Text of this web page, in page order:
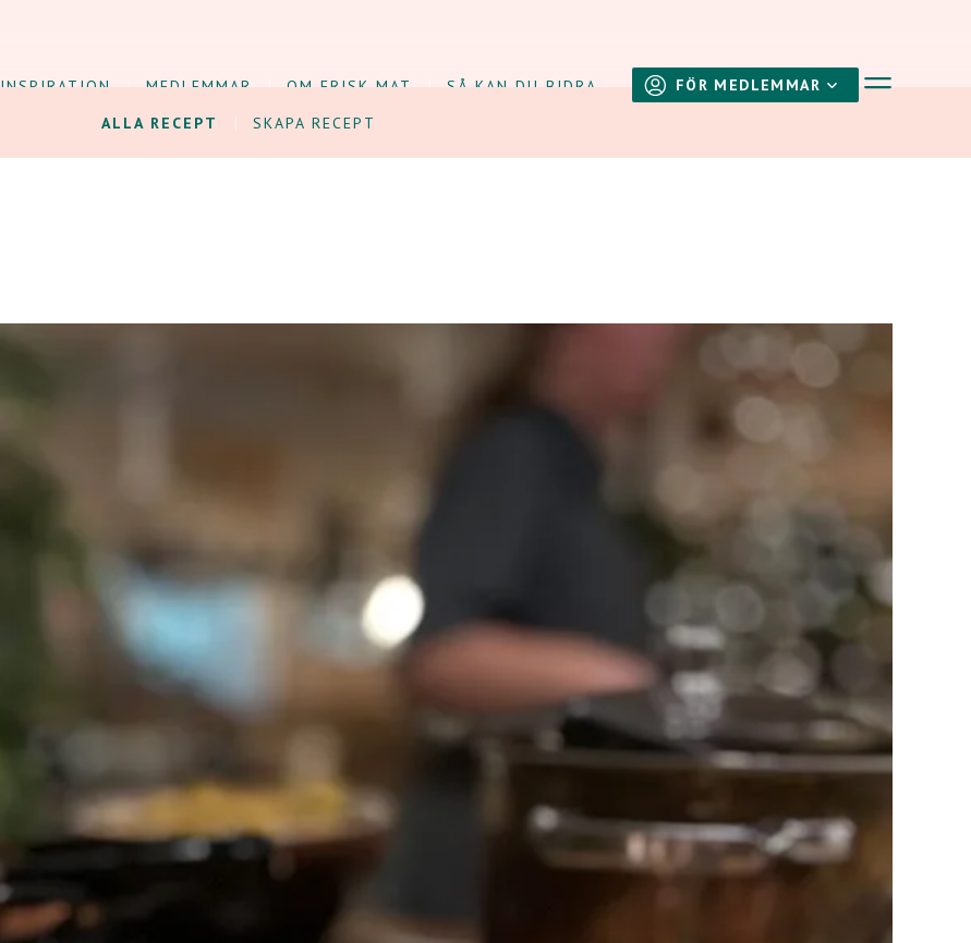
INSPIRATION MEDLEMMAR OM FRISK MAT SÅ KAN DU BIDRA FÖR MEDLEMMAR Visa
ALLA RECEPT SKAPA RECEPT